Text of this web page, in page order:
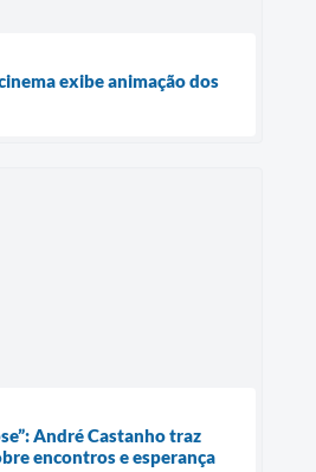
exibe animação dos
André Castanho traz
encontros e esperança